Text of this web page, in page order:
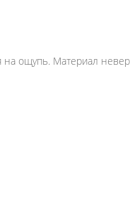
ощупь. Материал